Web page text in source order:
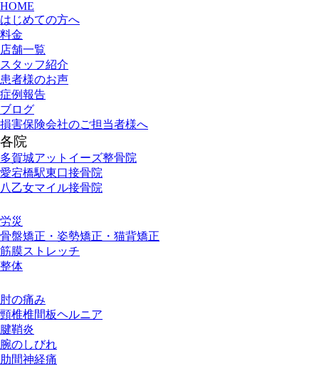
HOME
はじめての方へ
料金
店舗一覧
スタッフ紹介
患者様のお声
症例報告
ブログ
損害保険会社のご担当者様へ
各院
多賀城アットイーズ整骨院
愛宕橋駅東口接骨院
八乙女マイル接骨院
労災
骨盤矯正・姿勢矯正・猫背矯正
筋膜ストレッチ
整体
肘の痛み
頸椎椎間板ヘルニア
腱鞘炎
腕のしびれ
肋間神経痛